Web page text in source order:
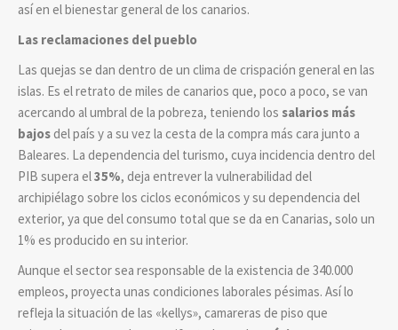
así en el bienestar general de los canarios.
Las reclamaciones del pueblo
Las quejas se dan dentro de un clima de crispación general en las
islas. Es el retrato de miles de canarios que, poco a poco, se van
acercando al umbral de la pobreza, teniendo los salarios más
bajosdel país y a su vez la cesta de la compra más cara junto a
Baleares. La dependencia del turismo, cuya incidencia dentro del
PIB supera el35%, deja entrever la vulnerabilidad del
archipiélago sobre los ciclos económicos y su dependencia del
exterior, ya que del consumo total que se da en Canarias, solo un
1% es producido en su interior.
Aunque el sector sea responsable de la existencia de 340.000
empleos, proyecta unas condiciones laborales pésimas. Así lo
refleja la situación de las «kellys», camareras de piso que